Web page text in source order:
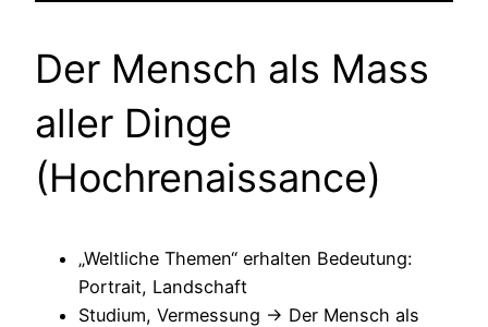
Der Mensch als Mass
aller Dinge
(Hochrenaissance)
„Weltliche Themen“ erhalten Bedeutung:
Portrait, Landschaft
Studium, Vermessung -> Der Mensch als